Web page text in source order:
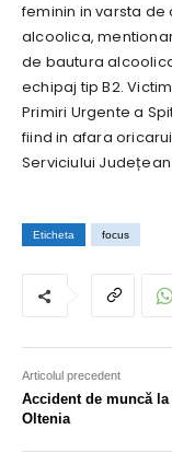
feminin in varsta de
alcoolica,
de bautura
echipaj tip B2.
Primiri Urgente a
fiind in afara
Serviciului
Eticheta focus
Articolul precedent
Accident de muncă la
Oltenia